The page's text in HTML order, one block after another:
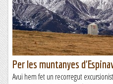
Per les muntanyes
Avui hem fet un recorregut